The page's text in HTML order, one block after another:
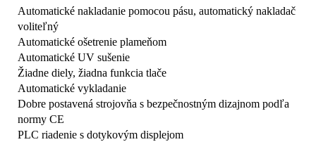
Automatické nakladanie pomocou pásu, automatický nakladač
voliteľný
Automatické ošetrenie plameňom
Automatické UV sušenie
Žiadne diely, žiadna funkcia tlače
Automatické vykladanie
Dobre postavená strojovňa s bezpečnostným dizajnom podľa
normy CE
PLC riadenie s dotykovým displejom